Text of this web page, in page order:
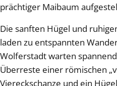
prächtiger Maibaum
Die sanften Hügel und
laden zu entspannten
Wolferstadt warten
Überreste einer römischen
Viereckschanze und ein